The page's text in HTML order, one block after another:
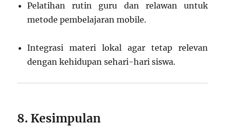
Pelatihan rutin guru dan relawan untuk
metode pembelajaran mobile.
Integrasi materi lokal agar tetap relevan
dengan kehidupan sehari-hari siswa.
8. Kesimpulan